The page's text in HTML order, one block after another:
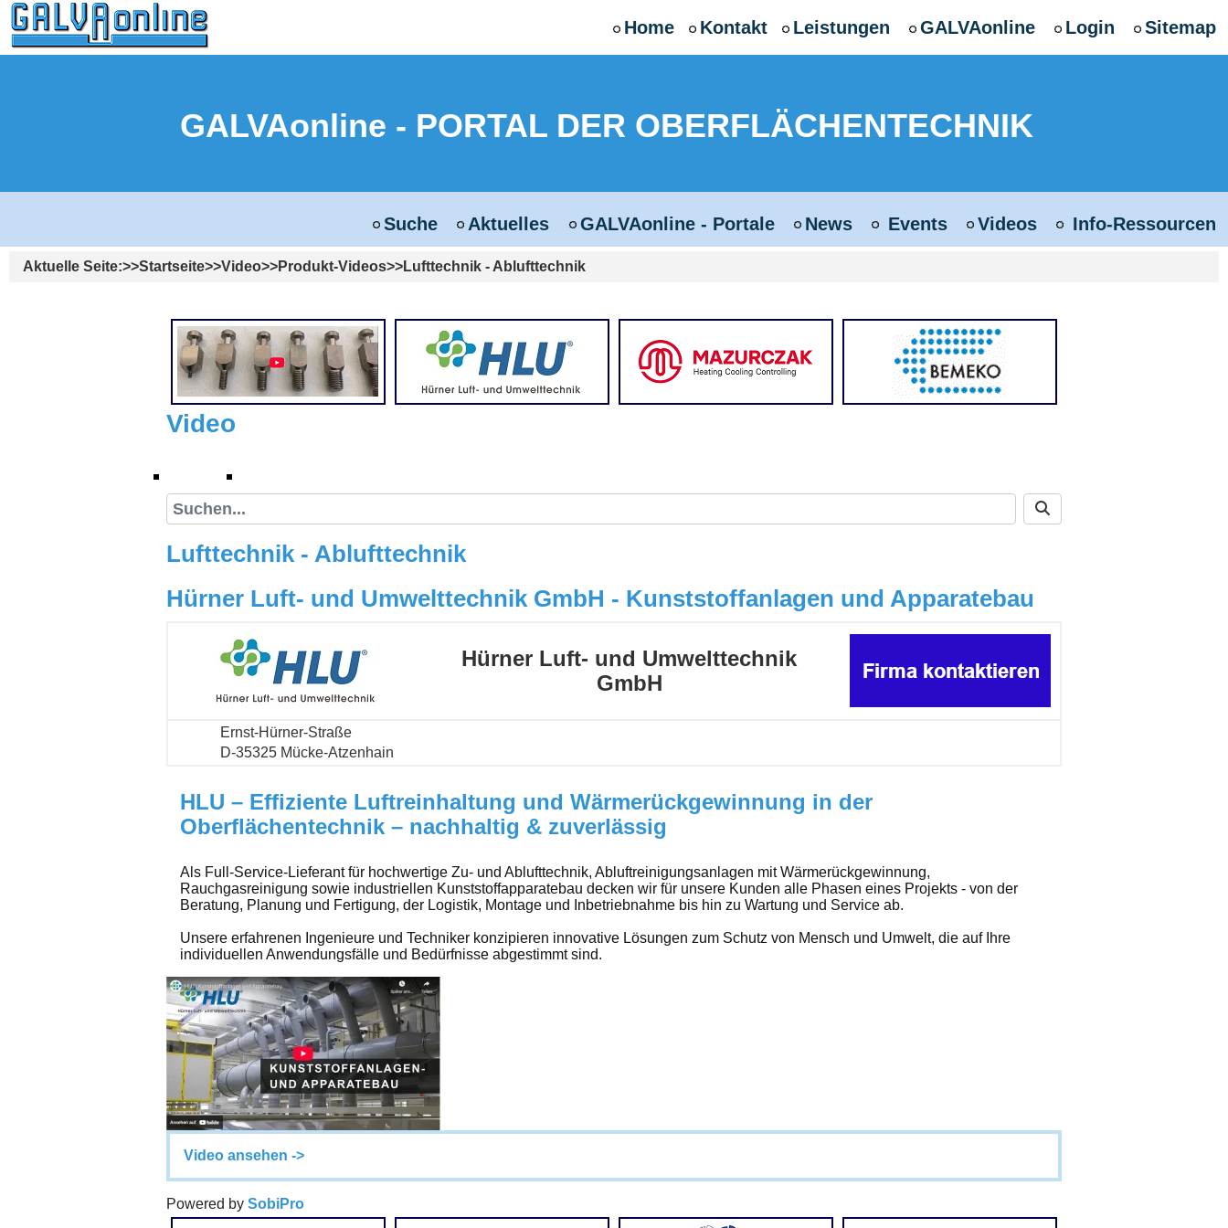
Home Kontakt Leistungen GALVAonline Login Sitemap
GALVAonline - PORTAL DER OBERFLÄCHENTECHNIK
Suche Aktuelles GALVAonline - Portale News Events Videos Info-Ressourcen
Aktuelle Seite: Startseite Video Produkt-Videos Lufttechnik - Ablufttechnik
Video
Video
Lufttechnik - Ablufttechnik
Hürner Luft- und Umwelttechnik GmbH - Kunststoffanlagen und Apparatebau
Hürner Luft- und Umwelttechnik
GmbH
Ernst-Hürner-Straße
D-35325 Mücke-Atzenhain
HLU – Effiziente Luftreinhaltung und Wärmerückgewinnung in der
Oberflächentechnik – nachhaltig & zuverlässig
Als Full-Service-Lieferant für hochwertige Zu- und Ablufttechnik, Abluftreinigungsanlagen mit Wärmerückgewinnung,
Rauchgasreinigung sowie industriellen Kunststoffapparatebau decken wir für unsere Kunden alle Phasen eines Projekts - von der
Beratung, Planung und Fertigung, der Logistik, Montage und Inbetriebnahme bis hin zu Wartung und Service ab.
Unsere erfahrenen Ingenieure und Techniker konzipieren innovative Lösungen zum Schutz von Mensch und Umwelt, die auf Ihre
individuellen Anwendungsfälle und Bedürfnisse abgestimmt sind.
Video ansehen ->
Powered by SobiPro